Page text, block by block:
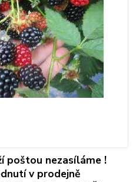
poštou nezasíláme !
v prodejně